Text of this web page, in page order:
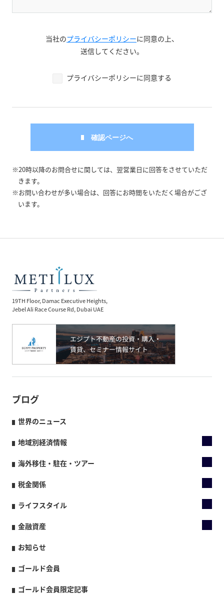
当社のプライバシーポリシーに同意の上、
送信してください。
プライバシーポリシーに同意する
※20時以降のお問合せに関しては、翌営業日に回答をさせていただ
きます。
※お問い合わせが多い場合は、回答にお時間をいただく場合がござ
います。
19TH Floor, Damac Executive Heights,
Jebel Ali Race Course Rd, Dubai UAE
ブログ
世界のニュース
地域別経済情報
海外移住・駐在・ツアー
税金関係
ライフスタイル
金融資産
お知らせ
ゴールド会員
ゴールド会員限定記事